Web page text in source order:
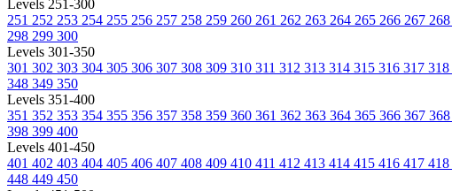
Levels 251-300
251 252 253 254 255 256 257 258 259 260 261 262 263 264 265 266 267 268
298 299 300
Levels 301-350
301 302 303 304 305 306 307 308 309 310 311 312 313 314 315 316 317 318
348 349 350
Levels 351-400
351 352 353 354 355 356 357 358 359 360 361 362 363 364 365 366 367 368
398 399 400
Levels 401-450
401 402 403 404 405 406 407 408 409 410 411 412 413 414 415 416 417 418
448 449 450